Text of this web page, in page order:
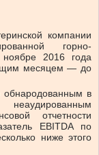
компании
горно-
ноябре 2016 года
месяцем — до
обнародованным в
отчетности
EBITDA по
ниже этого